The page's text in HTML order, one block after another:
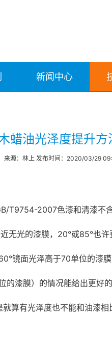
新闻中心
蜡油光泽度提升方
来源：林上 发布时间：2020/03/29
T9754-2007色漆和清漆不
无光的漆膜，20°或85°也许
镜面光泽高于70单位的漆膜
漆膜）的情况能给出更好的
算有光泽度也不能和油漆